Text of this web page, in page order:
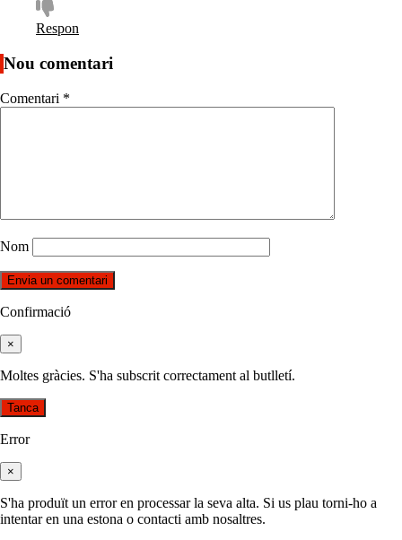
Respon
Nou comentari
Comentari *
Nom
Confirmació
×
Moltes gràcies. S'ha subscrit correctament al butlletí.
Tanca
Error
×
S'ha produït un error en processar la seva alta. Si us plau torni-ho a
intentar en una estona o contacti amb nosaltres.